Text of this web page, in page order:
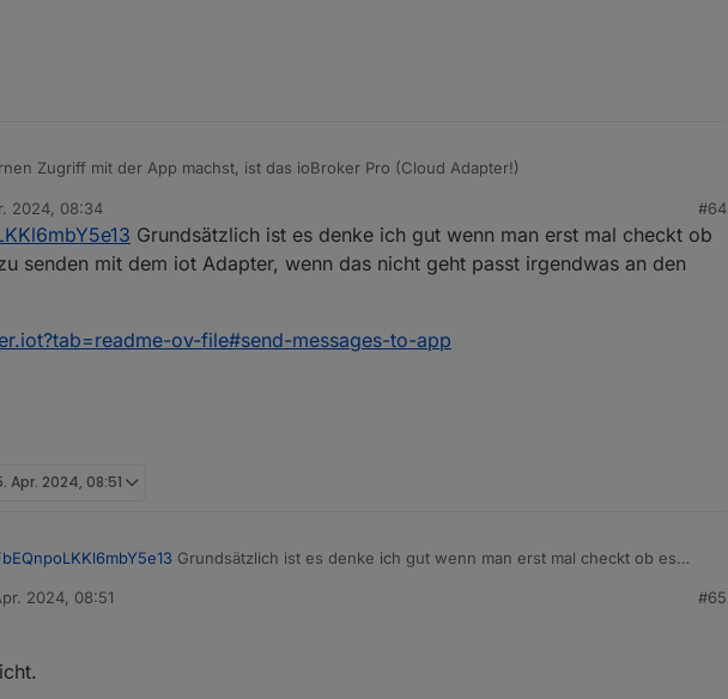
Zugriff mit der App machst, ist das ioBroker Pro (Cloud Adapter!)
wünschst, aber Geofence - dann einfach nur die Daten hinterlegen und externen
Dummy legen. Siehe auch die Infobox im Geofence Menü wenn man auf den Button
hier.
2024, 08:34 #64
Grundsätzlich ist es denke ich gut wenn man erst mal checkt ob
senden mit dem iot Adapter, wenn das nicht geht passt irgendwas an den
ov-file#send-messages-to-app
Apr. 2024, 08:51
Grundsätzlich ist es denke ich gut wenn man erst mal checkt ob es
ioBroker.iot?tab=readme-ov-file#send-messages-to-app
2024, 08:51 #65